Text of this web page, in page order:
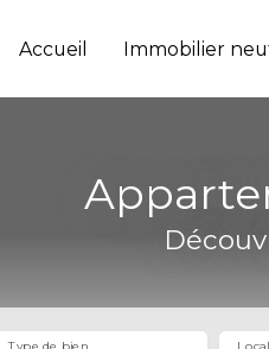
Accueil Immobilier
Type de bien